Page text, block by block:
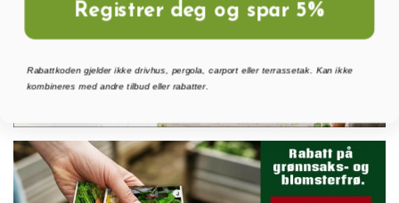
Registrer deg og spar 5%
Rabattkoden gjelder ikke drivhus, pergola, carport eller terrassetak. Kan ikke
kombineres med andre tilbud eller rabatter.